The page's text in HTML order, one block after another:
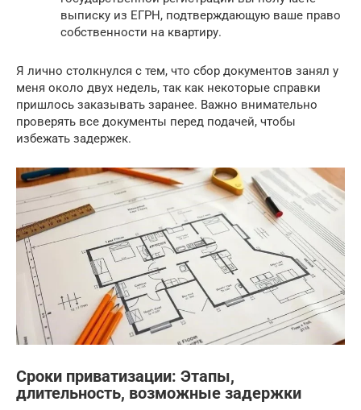
выписку из ЕГРН, подтверждающую ваше право
собственности на квартиру.
Я лично столкнулся с тем, что сбор документов занял у
меня около двух недель, так как некоторые справки
пришлось заказывать заранее. Важно внимательно
проверять все документы перед подачей, чтобы
избежать задержек.
Сроки приватизации: Этапы,
длительность, возможные задержки